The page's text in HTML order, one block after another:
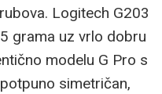
Logitech G203
grama uz vrlo dobru
modelu G Pro s
simetričan,